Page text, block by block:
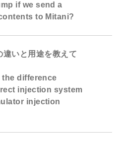
if we send a
to Mitani?
違いと用途を教えて
the difference
injection system
injection